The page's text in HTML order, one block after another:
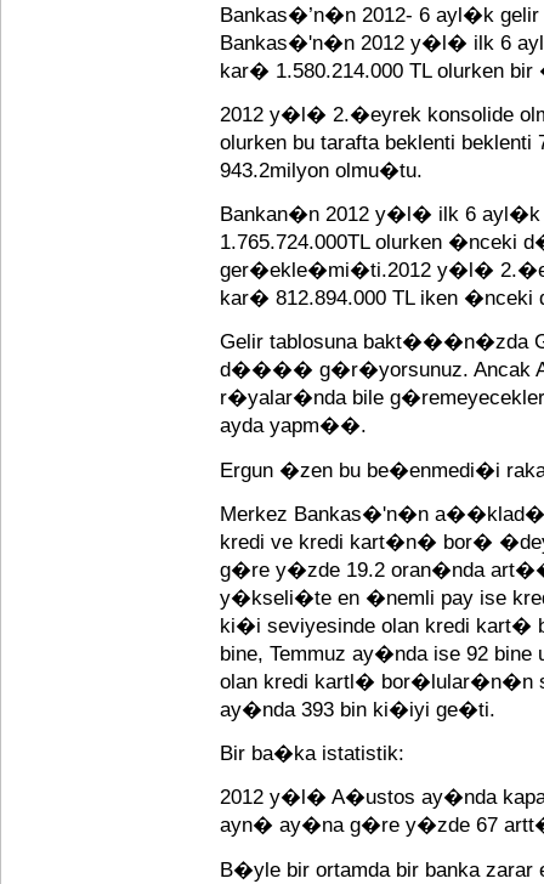
Bankas�’n�n 2012- 6 ayl�k
Bankas�'n�n 2012 y�l� ilk 6
kar� 1.580.214.000 TL olurken
2012 y�l� 2.�eyrek konsolide
olurken bu tarafta beklenti
943.2milyon olmu�tu.
Bankan�n 2012 y�l� ilk 6
1.765.724.000TL olurken �nceki
ger�ekle�mi�ti.2012 y�l�
kar� 812.894.000 TL iken
Gelir tablosuna bakt���n�zda
d���� g�r�yorsunuz. Ancak
r�yalar�nda bile
ayda yapm��.
Ergun �zen bu be�enmedi�i
Merkez Bankas�'n�n
kredi ve kredi kart�n� bor�
g�re y�zde 19.2 oran�nda
y�kseli�te en �nemli pay ise
ki�i seviyesinde olan kredi
bine, Temmuz ay�nda ise 92
olan kredi kartl� bor�lular�n�n
ay�nda 393 bin ki�iyi ge�ti.
Bir ba�ka istatistik:
2012 y�l� A�ustos ay�nda
ayn� ay�na g�re y�zde 67
B�yle bir ortamda bir banka